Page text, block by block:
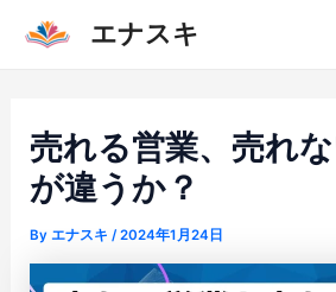
エナスキ
売れる営業、売れ
が違うか？
By エナスキ / 2024年1月24日